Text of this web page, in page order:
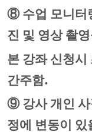
⑧ 수업 모니터
진 및 영상 촬
본 강좌 신청시
간주함.
⑨ 강사 개인
정에 변동이 있